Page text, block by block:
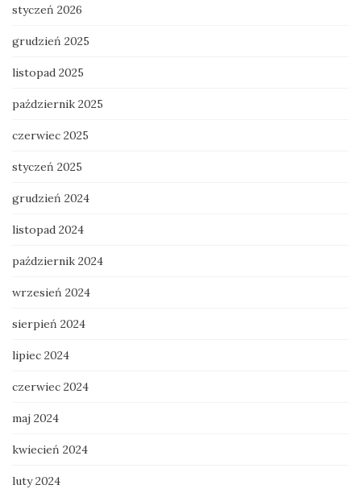
styczeń 2026
grudzień 2025
listopad 2025
październik 2025
czerwiec 2025
styczeń 2025
grudzień 2024
listopad 2024
październik 2024
wrzesień 2024
sierpień 2024
lipiec 2024
czerwiec 2024
maj 2024
kwiecień 2024
luty 2024